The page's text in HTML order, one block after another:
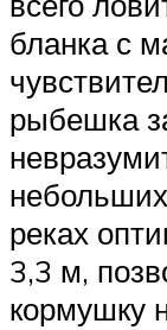
бланка с
рыбешка
реках
3,3 м,
кормушку